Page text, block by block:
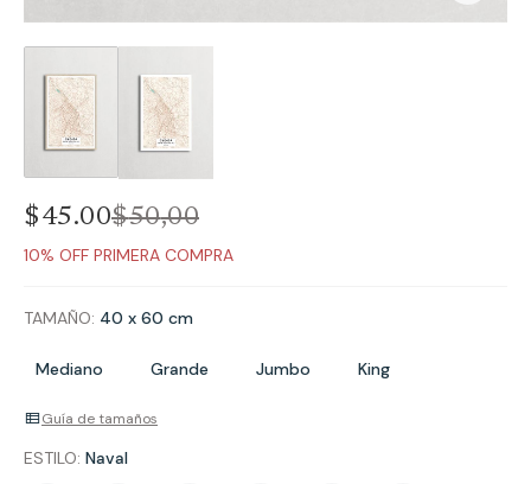
$45.00$50,00
10% OFF PRIMERA COMPRA
TAMAÑO: 40 x 60 cm
Mediano Grande Jumbo King
Guía de tamaños
ESTILO: Naval